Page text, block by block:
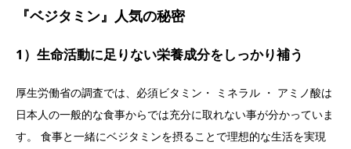
『ベジタミン』人気の秘密
1）生命活動に足りない栄養成分をしっかり補う
厚生労働省の調査では、必須ビタミン・ ミネラル ・ アミノ酸は
日本人の一般的な食事からでは充分に取れない事が分かっていま
す。 食事と一緒にベジタミンを摂ることで理想的な生活を実現